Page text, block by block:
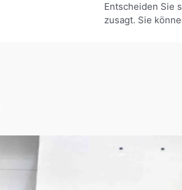
Entscheiden Sie
zusagt. Sie